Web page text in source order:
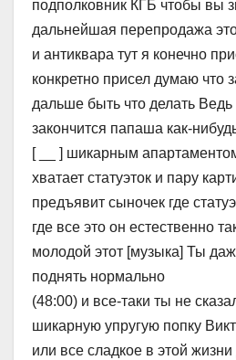
подполковник КГБ чтобы вы
дальнейшая перепродажа
и антиквара тут я конечно
конкретно присел думаю что
дальше быть что делать Ведь
закончится папаша как-
[ __ ] шикарным
хватает статуэток и пару
предъявит сыночек где
где все это он естественно
молодой этот [музыка] Ты
поднять нормально
(48:00) и все-таки ты не
шикарную упругую попку
или все сладкое в этой